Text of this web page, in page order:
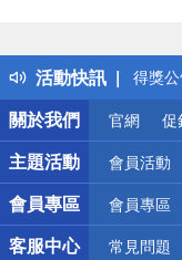
活動快訊
得獎公
熱門
銀行優
偏遠
詐騙網
關於我們
官網 促
主題活動 會員活動
會員專區 會員專區
客服中心 常見問題